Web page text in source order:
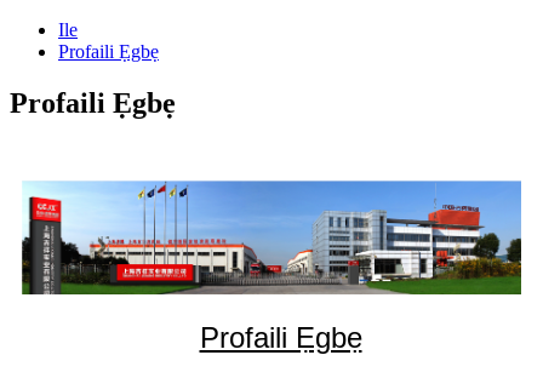
Ile
Profaili Ẹgbẹ
Profaili Ẹgbẹ
Profaili Ẹgbẹ